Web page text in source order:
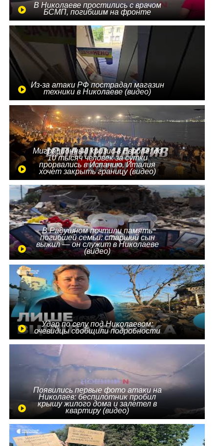
В Николаеве простились с врачом
БСМП, погибшим на фронте
Из-за атаки РФ пострадал магазин
техники в Николаеве (видео)
Миграционный кризис в Европе: до
10 тысяч человек за сутки
прорвались в Испанию, Италия
хочет закрыть границу (видео)
В Радушном почтили память
погибшей семьи: старший сын
выжил — он служит в Николаеве
(видео)
Удар по селу под Николаевом:
очевидцы сообщили подробности
Появились первые фото атаки на
Николаев: беспилотник пробил
крышу жилого дома и залетел в
квартиру (видео)